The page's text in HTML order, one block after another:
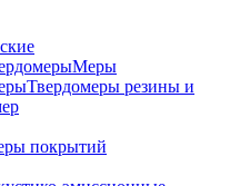
Меры
Твердомеры резины и
покрытий